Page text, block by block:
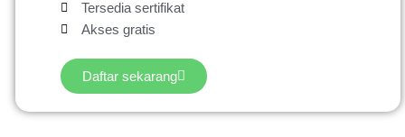
Tersedia sertifikat
Akses gratis
Daftar sekarang